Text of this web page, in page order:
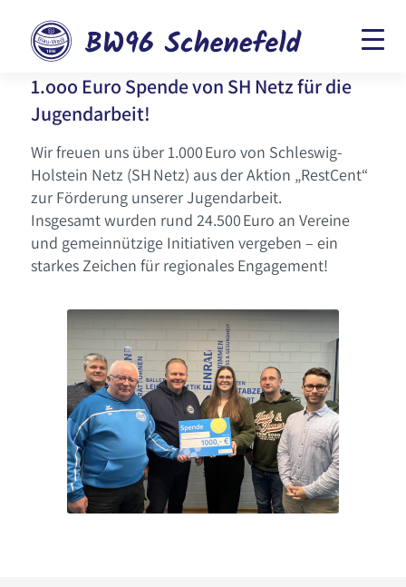
1.ooo Euro Spende von SH Netz für die
Jugendarbeit!
Wir freuen uns über 1.000 Euro von Schleswig-
Holstein Netz (SH Netz) aus der Aktion „RestCent“
zur Förderung unserer Jugendarbeit.
Insgesamt wurden rund 24.500 Euro an Vereine
und gemeinnützige Initiativen vergeben – ein
starkes Zeichen für regionales Engagement!